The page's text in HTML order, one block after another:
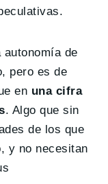
de
pero es de
en una cifra
. Algo que sin
de los que
y no necesitan